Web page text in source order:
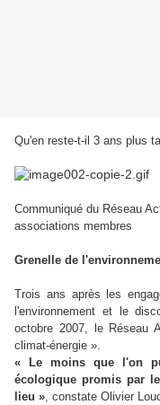
Qu'en reste-t-il 3 ans plus
Communiqué du Réseau
associations membres
Grenelle de
Trois ans après les
l'environnement et le
octobre 2007, le Réseau
climat-énergie ».
« Le moins que l'on
écologique promis par
lieu », constate Olivier